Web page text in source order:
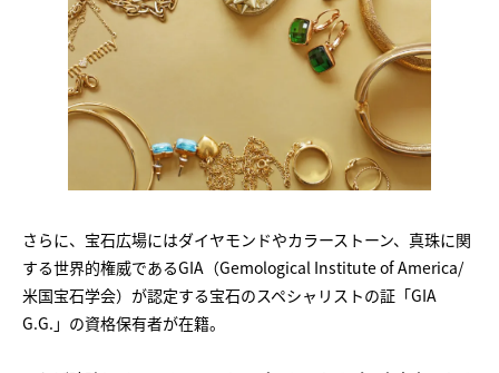
さらに、宝石広場にはダイヤモンドやカラーストーン、真珠に関
する世界的権威であるGIA（Gemological Institute of America/
米国宝石学会）が認定する宝石のスペシャリストの証「GIA
G.G.」の資格保有者が在籍。